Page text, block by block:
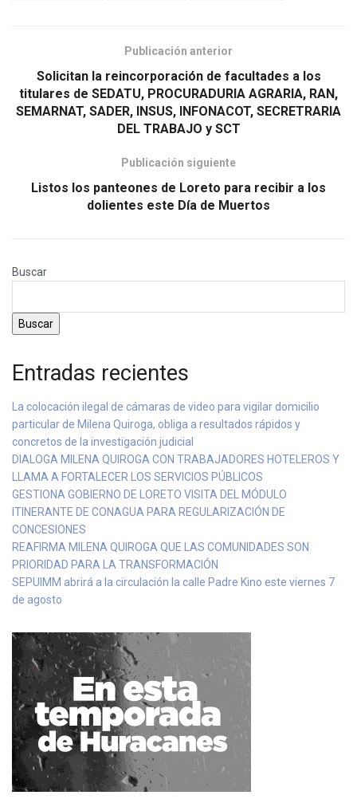
Publicación anterior
Solicitan la reincorporación de facultades a los
titulares de SEDATU, PROCURADURIA AGRARIA, RAN,
SEMARNAT, SADER, INSUS, INFONACOT, SECRETRARIA
DEL TRABAJO y SCT
Publicación siguiente
Listos los panteones de Loreto para recibir a los
dolientes este Día de Muertos
Buscar
Buscar
Entradas recientes
La colocación ilegal de cámaras de video para vigilar domicilio
particular de Milena Quiroga, obliga a resultados rápidos y
concretos de la investigación judicial
DIALOGA MILENA QUIROGA CON TRABAJADORES HOTELEROS Y
LLAMA A FORTALECER LOS SERVICIOS PÚBLICOS
GESTIONA GOBIERNO DE LORETO VISITA DEL MÓDULO
ITINERANTE DE CONAGUA PARA REGULARIZACIÓN DE
CONCESIONES
REAFIRMA MILENA QUIROGA QUE LAS COMUNIDADES SON
PRIORIDAD PARA LA TRANSFORMACIÓN
SEPUIMM abrirá a la circulación la calle Padre Kino este viernes 7
de agosto